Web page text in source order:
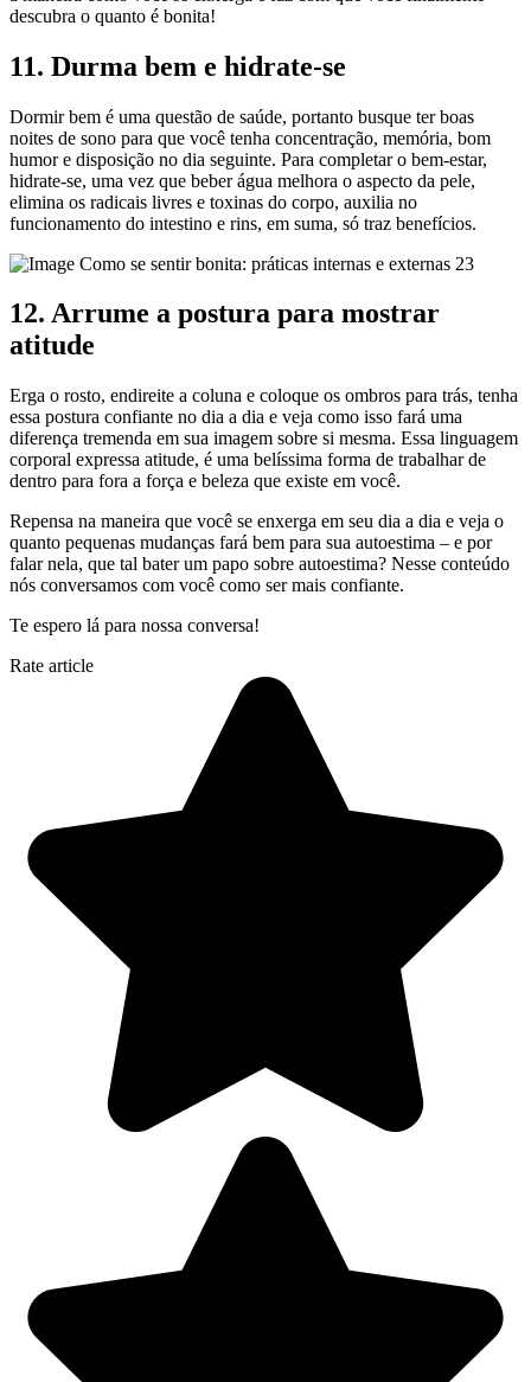
descubra o quanto é bonita!
11. Durma bem e hidrate-se
Dormir bem é uma questão de saúde, portanto busque ter boas
noites de sono para que você tenha concentração, memória, bom
humor e disposição no dia seguinte. Para completar o bem-estar,
hidrate-se, uma vez que beber água melhora o aspecto da pele,
elimina os radicais livres e toxinas do corpo, auxilia no
funcionamento do intestino e rins, em suma, só traz benefícios.
12. Arrume a postura para mostrar
atitude
Erga o rosto, endireite a coluna e coloque os ombros para trás, tenha
essa postura confiante no dia a dia e veja como isso fará uma
diferença tremenda em sua imagem sobre si mesma. Essa linguagem
corporal expressa atitude, é uma belíssima forma de trabalhar de
dentro para fora a força e beleza que existe em você.
Repensa na maneira que você se enxerga em seu dia a dia e veja o
quanto pequenas mudanças fará bem para sua autoestima – e por
falar nela, que tal bater um papo sobre autoestima? Nesse conteúdo
nós conversamos com você como ser mais confiante.
Te espero lá para nossa conversa!
Rate article